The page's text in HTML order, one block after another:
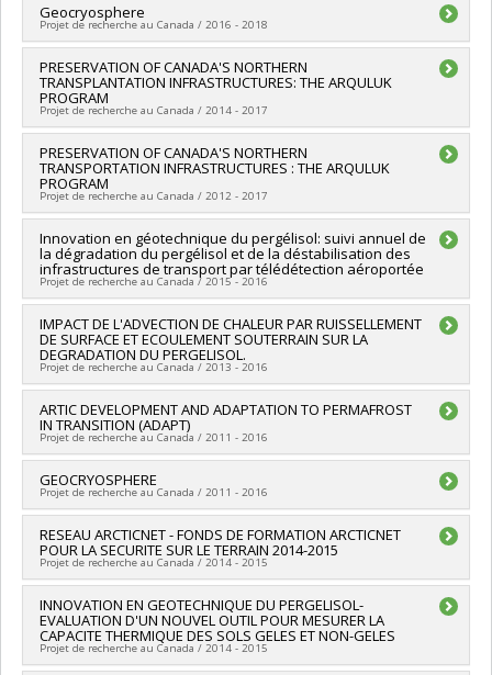
Lead researcher :
Funding sources: CRSNG/Conseil de recherches en sciences
naturelles et génie du Canada (CRSNG)
Grant programs:PVX20965-(RGP) Programme de subvention à
la découverte individuelle ou de groupe
Geocryosphere
Projet de recherche au Canada / 2016 - 2018
Lead researcher : Daniel Fortier
Funding sources:Université de Montréal
Grant programs:
PRESERVATION OF CANADA'S NORTHERN
TRANSPLANTATION INFRASTRUCTURES: THE ARQULUK
PROGRAM
Projet de recherche au Canada / 2014 - 2017
Lead researcher : Guy Doré
Co-researchers : Daniel Fortier
Funding sources: CRSNG/Conseil de recherches en sciences
naturelles et génie du Canada (CRSNG)
Grant programs: PVX20973-(RDC-CRD) Partenariat de
recherche / Subvention de recherche et développement
coopérative
PRESERVATION OF CANADA'S NORTHERN
TRANSPORTATION INFRASTRUCTURES : THE ARQULUK
PROGRAM
Projet de recherche au Canada / 2012 - 2017
Lead researcher :Guy Doré
Co-researchers :Daniel Fortier
Funding sources:Yukon Highways and Public Works , NIPPO
CORPORATION , EBA Engineering consultants Ltd , Yukon
College , Ouranos, Consortium sur la climatologie régionale et
l'adaptation aux changements climatiques , Colas Canada inc.
, Inspec-Sol inc. , Genivar , CRSNG/Conseil de recherches en
sciences naturelles et génie du Canada (CRSNG)
Grant programs:, , , , , , , ,
Innovation en géotechnique du pergélisol: suivi annuel de
la dégradation du pergélisol et de la déstabilisation des
infrastructures de transport par télédétection aéroportée
Projet de recherche au Canada / 2015 - 2016
Lead researcher :Daniel Fortier
Funding sources:Transport Canada
Grant programs:
IMPACT DE L'ADVECTION DE CHALEUR PAR RUISSELLEMENT
DE SURFACE ET ECOULEMENT SOUTERRAIN SUR LA
DEGRADATION DU PERGELISOL.
Projet de recherche au Canada / 2013 - 2016
Lead researcher :Daniel Fortier
Funding sources:FRQNT/Fonds de recherche du Québec -
Nature et technologies (FQRNT)
professorale
ARTIC DEVELOPMENT AND ADAPTATION TO PERMAFROST
IN TRANSITION (ADAPT)
Projet de recherche au Canada / 2011 - 2016
Lead researcher :
Co-researchers : Daniel Fortier
Funding sources:CRSNG/Conseil de recherches en sciences
naturelles et génie du Canada (CRSNG) , CRSNG/Conseil de
recherches en sciences naturelles et génie du Canada
(CRSNG)
Grant programs:PVXXXXXX-Frontières de la découverte ,
GEOCRYOSPHERE
Projet de recherche au Canada / 2011 - 2016
Lead researcher :Daniel Fortier
Funding sources:FCI/Fondation canadienne pour l'innovation
Grant programs:
RESEAU ARCTICNET - FONDS DE FORMATION ARCTICNET
POUR LA SECURITE SUR LE TERRAIN 2014-2015
Projet de recherche au Canada / 2014 - 2015
Lead researcher :Daniel Fortier
Funding sources:Secrétariat Inter-Conseil et Réseaux des
centres d'excellence (RCE)
Grant programs:
INNOVATION EN GEOTECHNIQUE DU PERGELISOL-
EVALUATION D'UN NOUVEL OUTIL POUR MESURER LA
CAPACITE THERMIQUE DES SOLS GELES ET NON-GELES
Projet de recherche au Canada / 2014 - 2015